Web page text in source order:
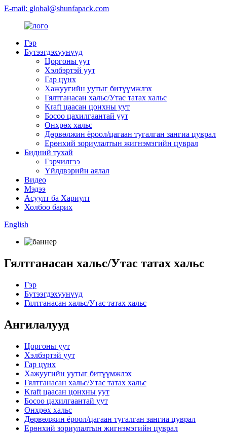
E-mail: global@shunfapack.com
Гэр
Бүтээгдэхүүнүүд
Цоргоны уут
Хэлбэртэй уут
Гар цүнх
Хажуугийн уутыг битүүмжлэх
Гялтганасан хальс/Утас татах хальс
Kraft цаасан цонхны уут
Босоо цахилгаантай уут
Өнхрөх хальс
Дөрвөлжин ёроол/цагаан тугалган зангиа цуврал
Ерөнхий зориулалтын жигнэмэгийн цуврал
Бидний тухай
Гэрчилгээ
Үйлдвэрийн аялал
Видео
Мэдээ
Асуулт ба Хариулт
Холбоо барих
English
Гялтганасан хальс/Утас татах хальс
Гэр
Бүтээгдэхүүнүүд
Гялтганасан хальс/Утас татах хальс
Ангилалууд
Цоргоны уут
Хэлбэртэй уут
Гар цүнх
Хажуугийн уутыг битүүмжлэх
Гялтганасан хальс/Утас татах хальс
Kraft цаасан цонхны уут
Босоо цахилгаантай уут
Өнхрөх хальс
Дөрвөлжин ёроол/цагаан тугалган зангиа цуврал
Ерөнхий зориулалтын жигнэмэгийн цуврал